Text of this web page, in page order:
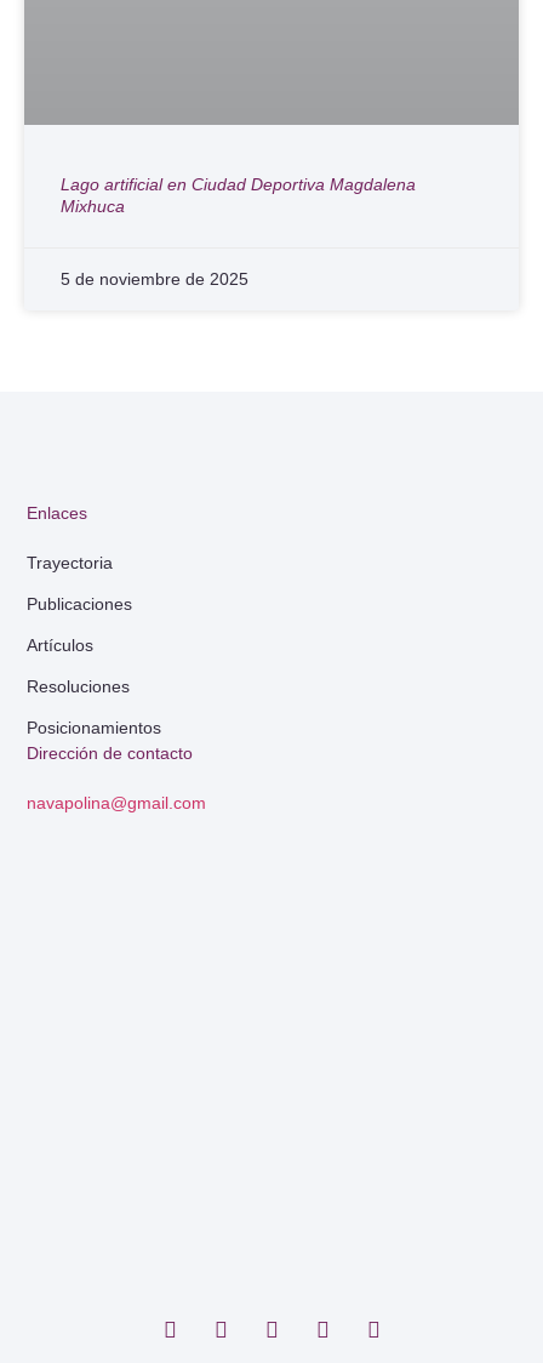
Lago artificial en Ciudad Deportiva Magdalena
Mixhuca
5 de noviembre de 2025
Dirección de contacto
navapolina@gmail.com
Enlaces
Trayectoria
Publicaciones
Artículos
Resoluciones
Posicionamientos